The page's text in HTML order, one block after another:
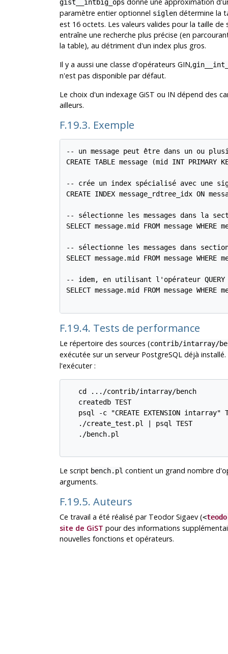
gist__intbig_ops
paramètre entier optionnel siglendétermine la
est 16 octets. Les valeurs valides pour la taille
entraîne une recherche plus précise (en
la table), au détriment d'un index plus gros.
Il y a aussi une classe d'opérateurs GIN,
n'est pas disponible par défaut.
Le choix d'un indexage GiST ou IN dépend des
ailleurs.
F.19.3. Exemple
-- un message peut être dans un ou
CREATE TABLE message (mid INT
-- crée un index spécialisé avec une
CREATE INDEX message_rdtree_idx ON
-- sélectionne les messages dans la
SELECT message.mid FROM message
-- sélectionne les messages dans
SELECT message.mid FROM message
-- idem, en utilisant l'opérateur QUERY
SELECT message.mid FROM message
F.19.4. Tests de performance
Le répertoire des sources (contrib/intarray/
exécutée sur un serveur PostgreSQLdéjà installé.
l'exécuter :
   cd .../contrib/intarray/bench
   createdb TEST
psql -c "CREATE EXTENSION intarray"
   ./create_test.pl | psql TEST
   ./bench.pl
Le script bench.pl contient un grand nombre
arguments.
F.19.5. Auteurs
Ce travail a été réalisé par Teodor Sigaev (<
site de GiST pour des informations
nouvelles fonctions et opérateurs.